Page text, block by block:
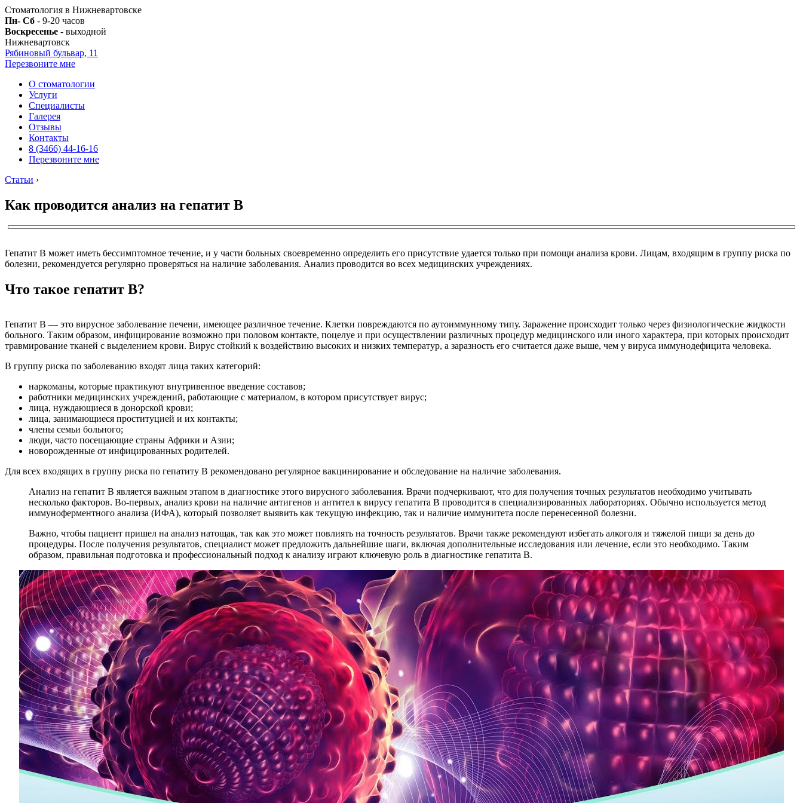
Стоматология в Нижневартовске
Пн- Сб - 9-20 часов
Воскресенье - выходной
Нижневартовск
Рябиновый бульвар, 11
Перезвоните мне
О стоматологии
Услуги
Специалисты
Галерея
Отзывы
Контакты
8 (3466) 44-16-16
Перезвоните мне
Статьи ›
Как проводится анализ на гепатит В
Гепатит В может иметь бессимптомное течение, и у части больных своевременно определить его присутствие удается только при помощи анализа крови. Лицам, входящим в группу риска по
болезни, рекомендуется регулярно проверяться на наличие заболевания. Анализ проводится во всех медицинских учреждениях.
Что такое гепатит В?
Гепатит В — это вирусное заболевание печени, имеющее различное течение. Клетки повреждаются по аутоиммунному типу. Заражение происходит только через физиологические жидкости
больного. Таким образом, инфицирование возможно при половом контакте, поцелуе и при осуществлении различных процедур медицинского или иного характера, при которых происходит
травмирование тканей с выделением крови. Вирус стойкий к воздействию высоких и низких температур, а заразность его считается даже выше, чем у вируса иммунодефицита человека.
В группу риска по заболеванию входят лица таких категорий:
наркоманы, которые практикуют внутривенное введение составов;
работники медицинских учреждений, работающие с материалом, в котором присутствует вирус;
лица, нуждающиеся в донорской крови;
лица, занимающиеся проституцией и их контакты;
члены семьи больного;
люди, часто посещающие страны Африки и Азии;
новорожденные от инфицированных родителей.
Для всех входящих в группу риска по гепатиту В рекомендовано регулярное вакцинирование и обследование на наличие заболевания.
Анализ на гепатит В является важным этапом в диагностике этого вирусного заболевания. Врачи подчеркивают, что для получения точных результатов необходимо учитывать
несколько факторов. Во-первых, анализ крови на наличие антигенов и антител к вирусу гепатита В проводится в специализированных лабораториях. Обычно используется метод
иммуноферментного анализа (ИФА), который позволяет выявить как текущую инфекцию, так и наличие иммунитета после перенесенной болезни.
Важно, чтобы пациент пришел на анализ натощак, так как это может повлиять на точность результатов. Врачи также рекомендуют избегать алкоголя и тяжелой пищи за день до
процедуры. После получения результатов, специалист может предложить дальнейшие шаги, включая дополнительные исследования или лечение, если это необходимо. Таким
образом, правильная подготовка и профессиональный подход к анализу играют ключевую роль в диагностике гепатита В.